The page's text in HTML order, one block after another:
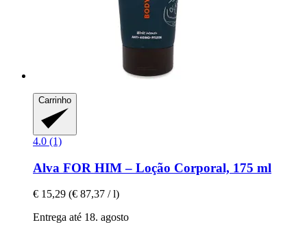
Carrinho
4.0 (1)
Alva FOR HIM – Loção Corporal, 175 ml
€ 15,29 (€ 87,37 / l)
Entrega até 18. agosto